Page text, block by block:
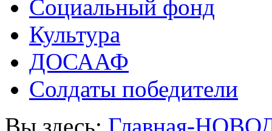
Социальный фонд
Культура
ДОСААФ
Солдаты победители
Вы здесь: Главная-